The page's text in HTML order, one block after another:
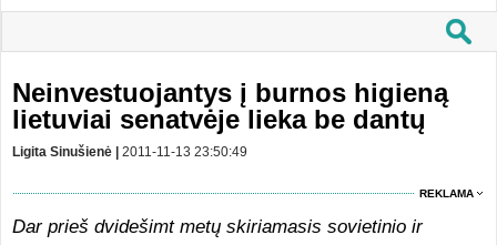
Neinvestuojantys į burnos higieną
lietuviai senatvėje lieka be dantų
Ligita Sinušienė | 2011-11-13 23:50:49
REKLAMA
Dar prieš dvidešimt metų skiriamasis sovietinio ir